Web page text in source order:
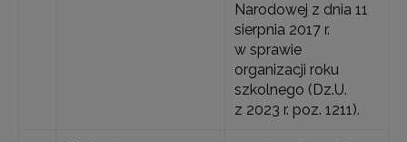
Narodowej z dnia 11
sierpnia 2017 r.
w sprawie
organizacji roku
szkolnego (Dz.U.
z 2023 r. poz. 1211).